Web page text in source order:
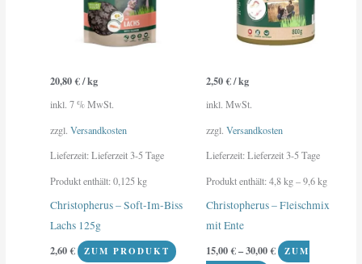
20,80€/kg
inkl. 7 % MwSt.
zzgl.Versandkosten
Lieferzeit:Lieferzeit 3-5 Tage
Produkt enthält: 0,125kg
Christopherus – Soft-Im-Biss
Lachs 125g
2,60€ ZUM PRODUKT
2,50€/kg
inkl. MwSt.
zzgl. Versandkosten
Lieferzeit:Lieferzeit 3-5 Tage
Produkt enthält: 4,8kg– 9,6kg
Christopherus – Fleischmix
mit Ente
15,00€–30,00€
ZUM
Varianten
auf.
Die
der
Produktseite
werden